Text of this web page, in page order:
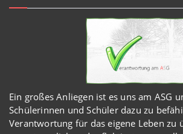
Ein großes Anliegen ist es uns am ASG
Schülerinnen und Schüler dazu zu
Verantwortung für das eigene Leben zu